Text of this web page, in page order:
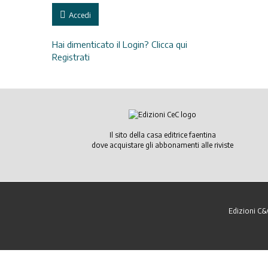
Accedi
Hai dimenticato il Login? Clicca qui
Registrati
Il sito della casa editrice faentina
dove acquistare gli abbonamenti alle riviste
Edizioni